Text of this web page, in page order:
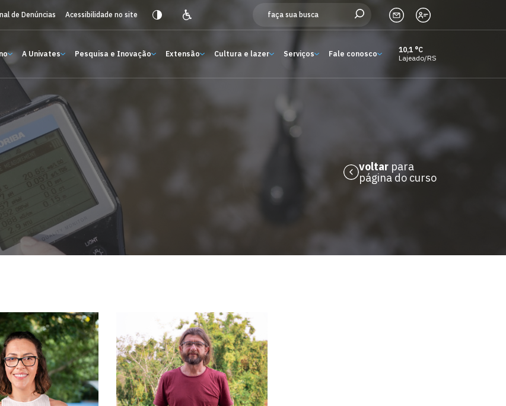
de Denúncias Acessibilidade no site
A Univates Pesquisa e Inovação Extensão Cultura e lazer Serviços Fale conosco
10,1 °C
Lajeado/RS
Estude aqui
A Univates
voltar para
página do curso